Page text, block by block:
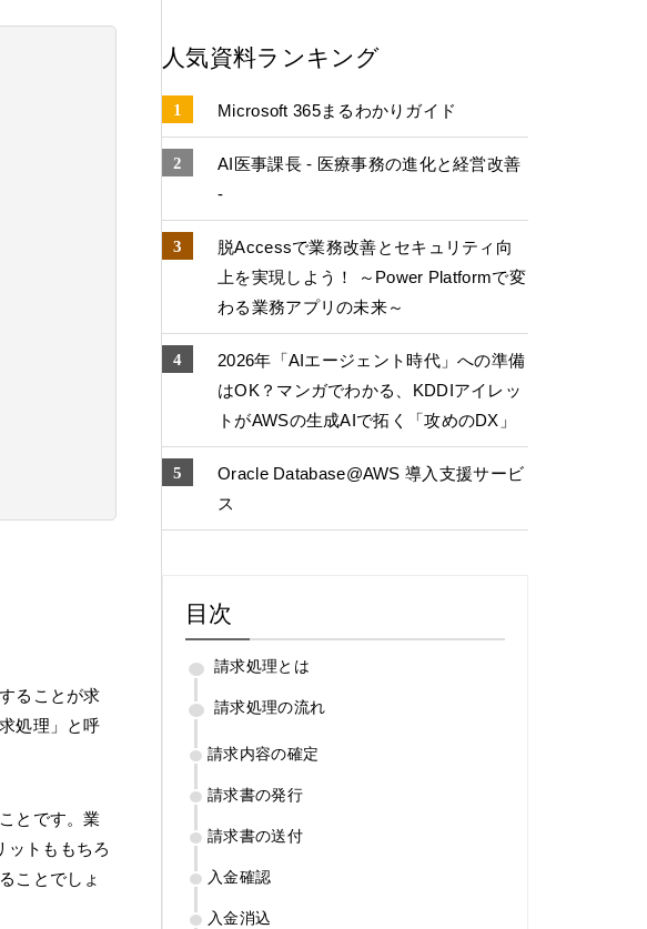
ることが求
処理」と呼
とです。業
ットももちろ
ことでしょ
人気資料ランキング
Microsoft 365まるわかりガイド
AI医事課長 - 医療事務の進化と経営改善
-
脱Accessで業務改善とセキュリティ向
上を実現しよう！ ～Power Platformで変
わる業務アプリの未来～
2026年「AIエージェント時代」への準備
はOK？マンガでわかる、KDDIアイレッ
トがAWSの生成AIで拓く「攻めのDX」
Oracle Database@AWS 導入支援サービ
ス
目次
請求処理とは
請求処理の流れ
請求内容の確定
請求書の発行
請求書の送付
入金確認
入金消込